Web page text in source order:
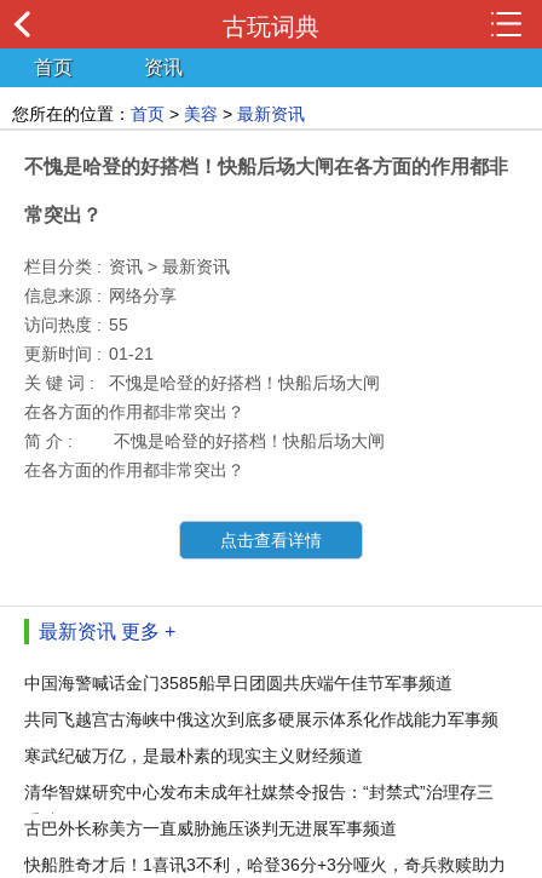
古玩词典
首页 资讯
您所在的位置： 首页 > 美容 > 最新资讯
不愧是哈登的好搭档！快船后场大闸在各方面的作用都非
常突出？
栏目分类 : 资讯 > 最新资讯
信息来源 : 网络分享
访问热度 : 55
更新时间 : 01-21
关 键 词 :
不愧是哈登的好搭档！快船后场大闸
在各方面的作用都非常突出？
简 介 :
不愧是哈登的好搭档！快船后场大闸
在各方面的作用都非常突出？
点击查看详情
最新资讯 更多 +
中国海警喊话金门3585船早日团圆共庆端午佳节军事频道
共同飞越宫古海峡中俄这次到底多硬展示体系化作战能力军事频
道
寒武纪破万亿，是最朴素的现实主义财经频道
清华智媒研究中心发布未成年社媒禁令报告：“封禁式”治理存三
重结
古巴外长称美方一直威胁施压谈判无进展军事频道
快船胜奇才后！1喜讯3不利，哈登36分+3分哑火，奇兵救赎助力